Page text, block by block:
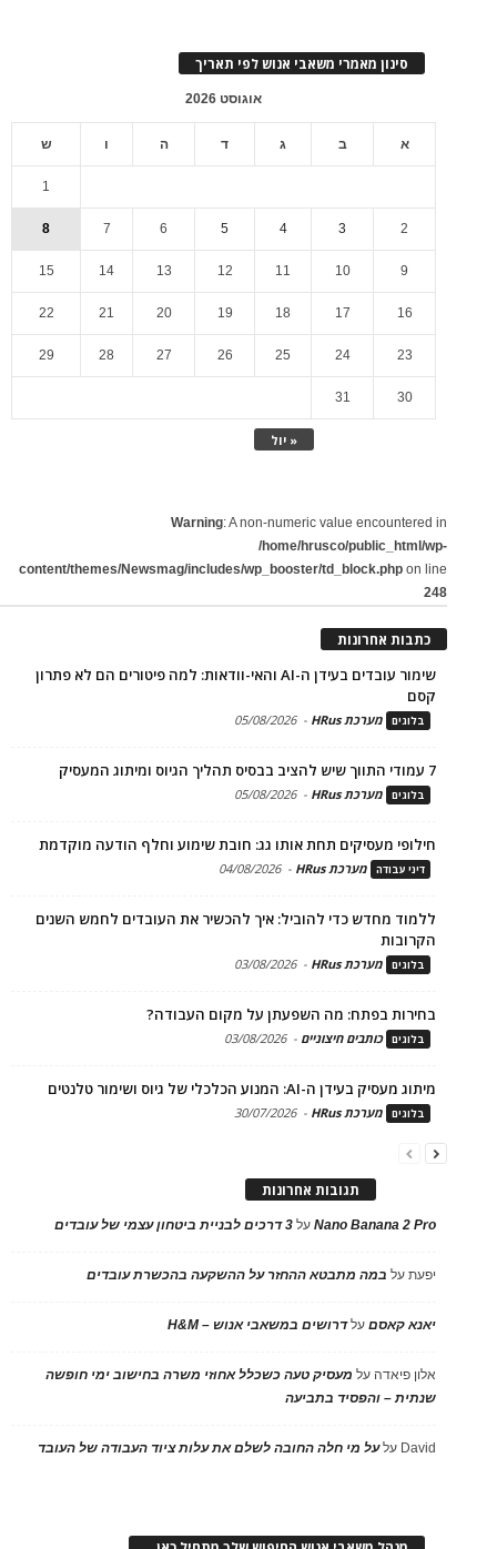
סינון מאמרי משאבי אנוש לפי תאריך
אוגוסט 2026
א ב ג ד ה ו ש
« יול
1
2
3
4
5
6
7
8
9
10
11
12
13
14
15
16
17
18
19
20
21
22
23
24
25
26
27
28
29
30
31
Warning: A non-numeric value encountered in
/home/hrusco/public_html/wp-
content/themes/Newsmag/includes/wp_booster/td_block.php on line
248
כתבות אחרונות
שימור עובדים בעידן ה-AI והאי-וודאות: למה פיטורים הם לא פתרון
קסם
בלוגים מערכת HRus -
05/08/2026
7 עמודי התווך שיש להציב בבסיס תהליך הגיוס ומיתוג המעסיק
בלוגים מערכת HRus -
05/08/2026
חילופי מעסיקים תחת אותו גג: חובת שימוע וחלף הודעה מוקדמת
דיני עבודה מערכת HRus -
04/08/2026
ללמוד מחדש כדי להוביל: איך להכשיר את העובדים לחמש השנים
הקרובות
בלוגים מערכת HRus -
03/08/2026
בחירות בפתח: מה השפעתן על מקום העבודה?
בלוגים כותבים חיצוניים -
03/08/2026
מיתוג מעסיק בעידן ה-AI: המנוע הכלכלי של גיוס ושימור טלנטים
בלוגים מערכת HRus -
30/07/2026
תגובות אחרונות
Nano Banana 2 Proעל 3 דרכים לבניית ביטחון עצמי של עובדים
יפעתעל במה מתבטא ההחזר על ההשקעה בהכשרת עובדים
יאנא קאסםעלדרושים במשאבי אנוש – H&M
אלון פיאדה על מעסיק טעה כשכלל אחוזי משרה בחישוב ימי חופשה
שנתית – והפסיד בתביעה
David עלעל מי חלה החובה לשלם את עלות ציוד העבודה של העובד